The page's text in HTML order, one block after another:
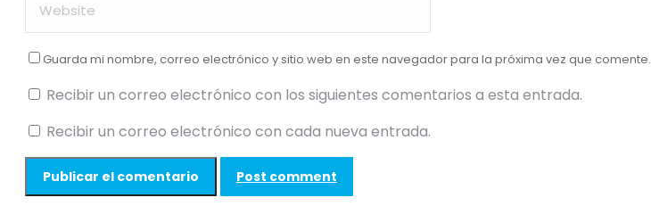
Guarda mi nombre, correo electrónico y sitio web en este navegador para la próxima vez que comente.
Recibir un correo electrónico con los siguientes comentarios a esta entrada.
Recibir un correo electrónico con cada nueva entrada.
Post comment